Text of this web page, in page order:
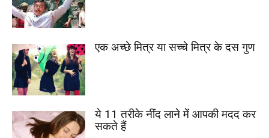
एक अच्छे मित्र या सच्चे मित्र के दस गुण
ये 11 तरीके नींद लाने में आपकी मदद कर
सकते हैं